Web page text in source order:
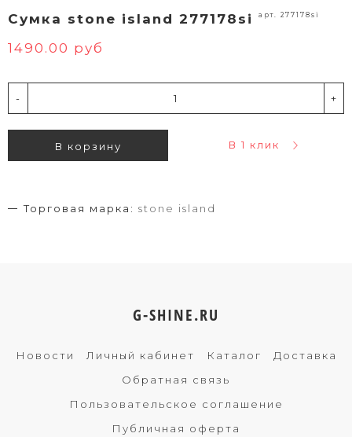
Сумка stone island 277178si арт. 277178si
1490.00 руб
- +
В корзину В 1 клик
Торговая марка: stone island
G-SHINE.RU
Новости Личный кабинет Каталог
Доставка
Обратная связь
Пользовательское соглашение
Публичная оферта